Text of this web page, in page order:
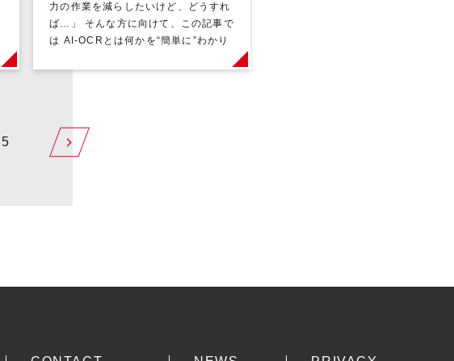
力の作業を減らしたいけど、どうすれ
ば…」 そんな方に向けて、この記事で
は AI-OCRとは何かを“簡単に”わかり
[…]
5